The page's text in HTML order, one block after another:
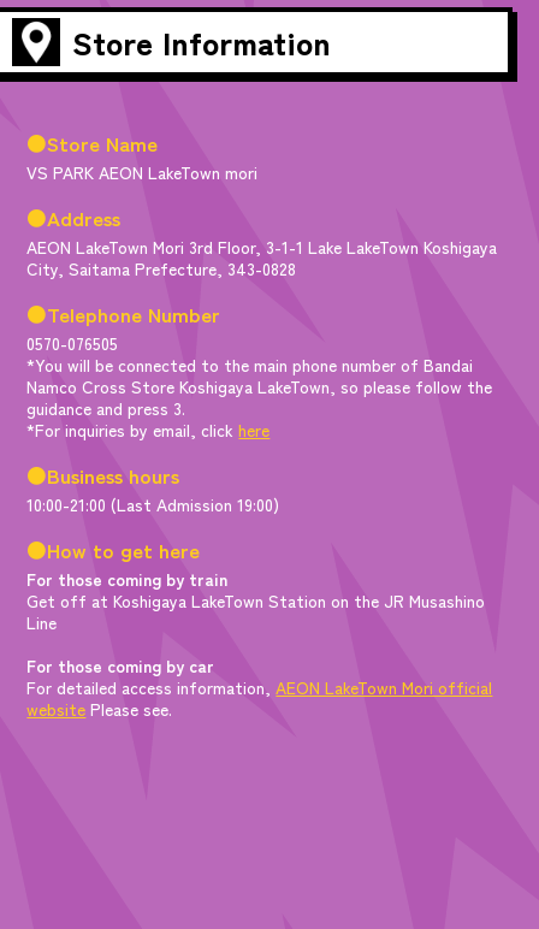
Store Information
●Store Name
VS PARK AEON LakeTown mori
●Address
AEON LakeTown Mori 3rd Floor, 3-1-1 Lake LakeTown Koshigaya
City, Saitama Prefecture, 343-0828
●Telephone Number
0570-076505
*You will be connected to the main phone number of Bandai
Namco Cross Store Koshigaya LakeTown, so please follow the
guidance and press 3.
*For inquiries by email, clickhere
●Business hours
10:00-21:00 (Last Admission 19:00)
●How to get here
For those coming by train
Get off at Koshigaya LakeTown Station on the JR Musashino
Line
For those coming by car
For detailed access information,AEON LakeTown Mori official
website Please see.